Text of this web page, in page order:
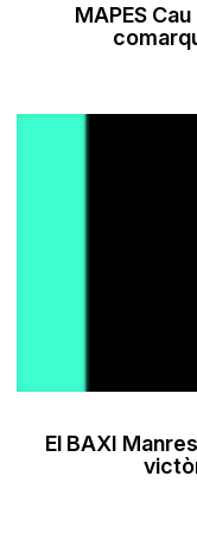
MAPES
El BAXI